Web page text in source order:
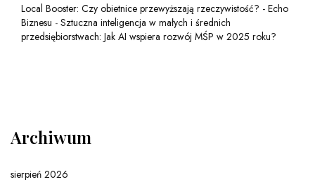
Local Booster: Czy obietnice przewyższają rzeczywistość? - Echo
Biznesu - Sztuczna inteligencja w małych i średnich
przedsiębiorstwach: Jak AI wspiera rozwój MŚP w 2025 roku?
Archiwum
sierpień 2026